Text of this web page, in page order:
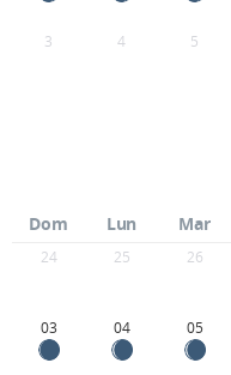
3 4 5
Dom Lun Mar
24 25 26
03 04 05